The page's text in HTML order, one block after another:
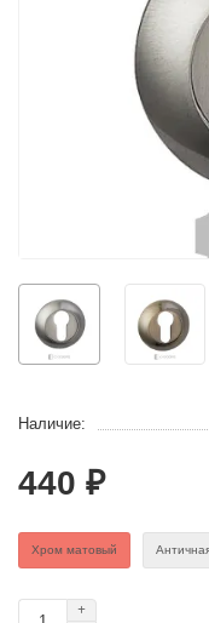
Наличие:
440 ₽
Хром матовый